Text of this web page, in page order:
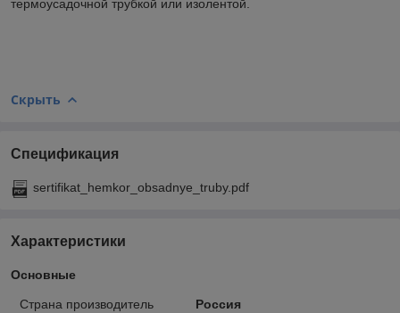
термоусадочной трубкой или изолентой.
Скрыть
Спецификация
sertifikat_hemkor_obsadnye_truby.pdf
Характеристики
Основные
Страна производитель Россия